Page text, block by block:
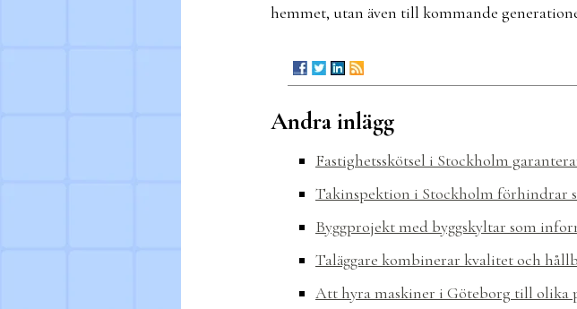
hemmet, utan även till kommande
Andra inlägg
Fastighetsskötsel i Stockholm
Takinspektion i Stockholm förhindrar
Byggprojekt med byggskyltar som
Taläggare kombinerar kvalitet och
Att hyra maskiner i Göteborg till olika